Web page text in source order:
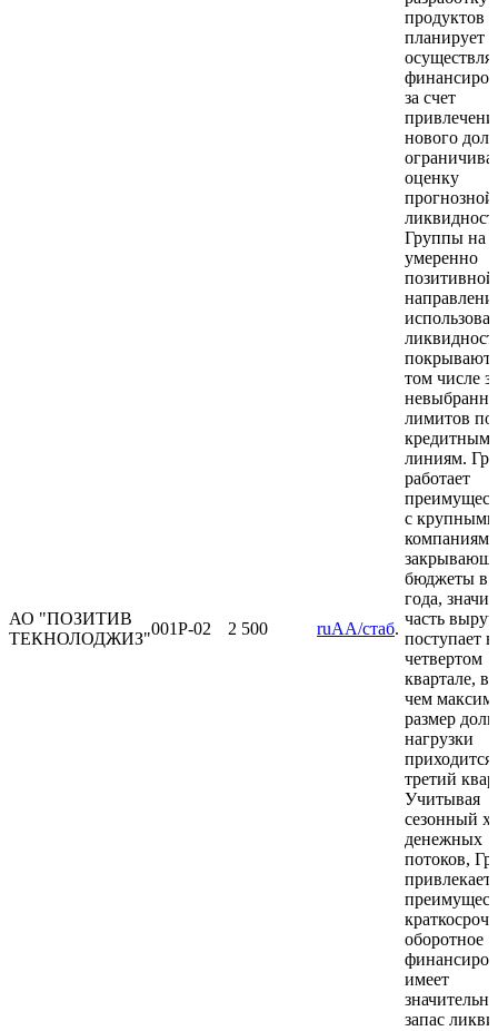
АО "ПОЗИТИВ
ТЕКНОЛОДЖИЗ"
001P-02 2 500 ruAA/стаб.
продуктов
планирует
за счет
нового
оценку
прогнозной
Группы на
умеренно
том числе
лимитов по
кредитным
линиям.
работает
с крупными
бюджеты в
года,
часть
поступает в
четвертом
квартале, в
чем
размер
нагрузки
приходится
третий
Учитывая
сезонный
денежных
потоков,
привлекает
оборотное
имеет
запас